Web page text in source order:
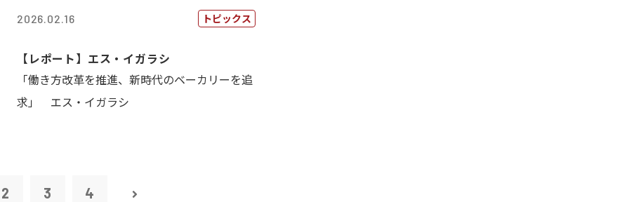
2026.02.16 トピックス
【レポート】エス・イガラシ
「働き方改革を推進、新時代のベーカリーを追
求」 エス・イガラシ
2 3 4